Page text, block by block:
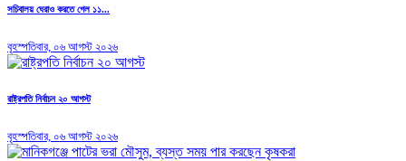
সচিবালয় ঘেরাও করতে গেল ১১...
বৃহস্পতিবার, ০৬ আগস্ট ২০২৬
রাষ্ট্রপতি নির্বাচন ২০ আগস্ট
বৃহস্পতিবার, ০৬ আগস্ট ২০২৬